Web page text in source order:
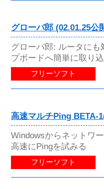
グローバ郎 (02.01.25公
グローバ郎: ルータにも
プボードへ簡単に取り
フリーソフト
高速マルチPing BETA-
Windowsからネットワ
高速にPingを試みる
フリーソフト